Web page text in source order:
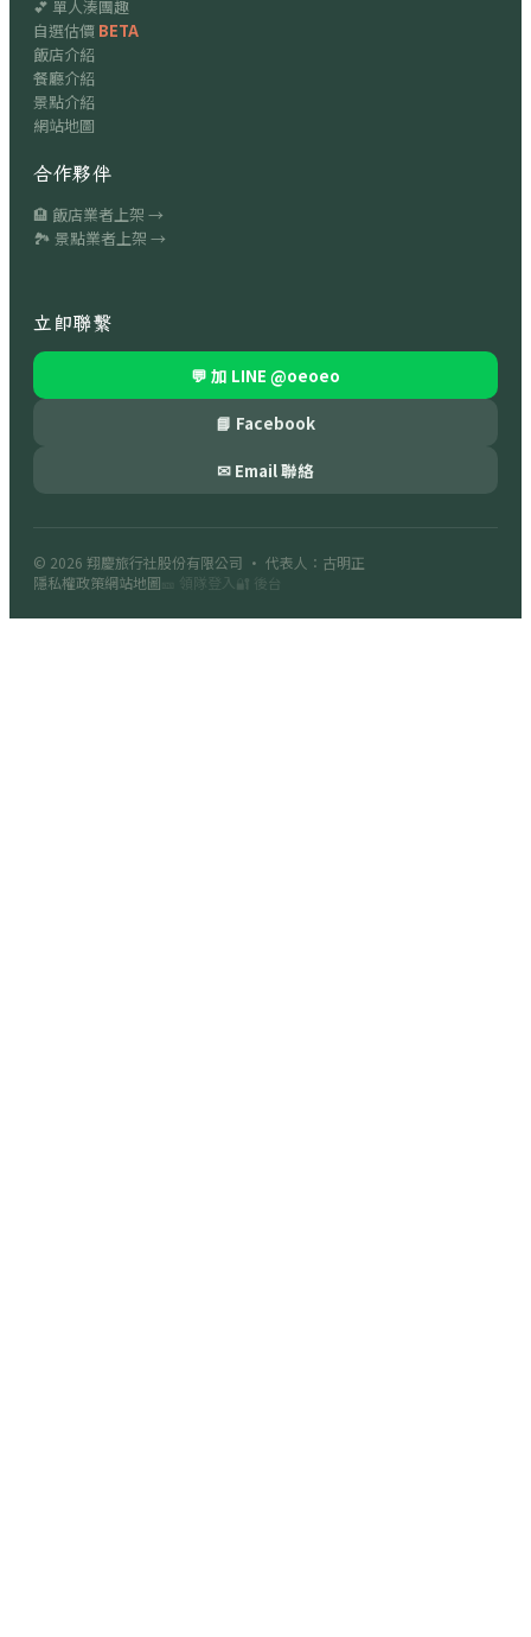
💕 單人湊團趣
自選估價 BETA
飯店介紹
餐廳介紹
景點介紹
網站地圖
合作夥伴
🏨 飯店業者上架 →
🏞 景點業者上架 →
立即聯繫
💬 加 LINE @oeoeo
📘 Facebook
✉ Email 聯絡
© 2026 翔慶旅行社股份有限公司 · 代表人：古明正
隱私權政策網站地圖 🎫 領隊登入 🔐 後台